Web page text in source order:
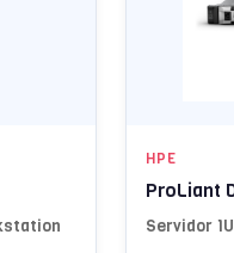
HPE
ProLiant
Servidor